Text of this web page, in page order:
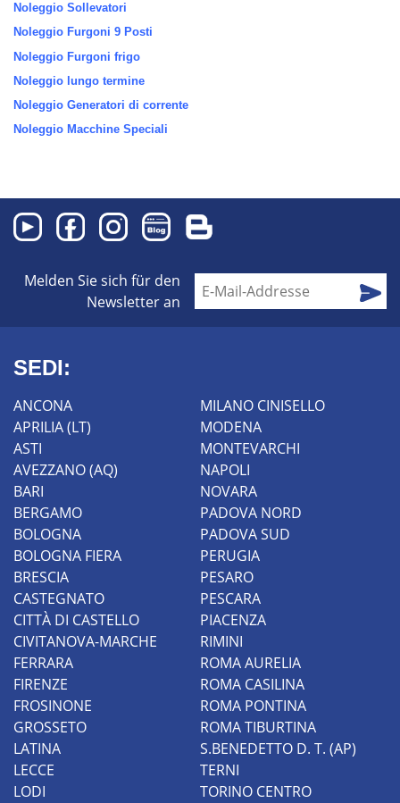
Noleggio Sollevatori
Noleggio Furgoni 9 Posti
Noleggio Furgoni frigo
Noleggio lungo termine
Noleggio Generatori di corrente
Noleggio Macchine Speciali
Melden Sie sich für den
Newsletter an
SEDI:
ANCONA
APRILIA (LT)
ASTI
AVEZZANO (AQ)
BARI
BERGAMO
BOLOGNA
BOLOGNA FIERA
BRESCIA
CASTEGNATO
CITTÀ DI CASTELLO
CIVITANOVA-MARCHE
FERRARA
FIRENZE
FROSINONE
GROSSETO
LATINA
LECCE
LODI
MILANO CINISELLO
MODENA
MONTEVARCHI
NAPOLI
NOVARA
PADOVA NORD
PADOVA SUD
PERUGIA
PESARO
PESCARA
PIACENZA
RIMINI
ROMA AURELIA
ROMA CASILINA
ROMA PONTINA
ROMA TIBURTINA
S.BENEDETTO D. T. (AP)
TERNI
TORINO CENTRO